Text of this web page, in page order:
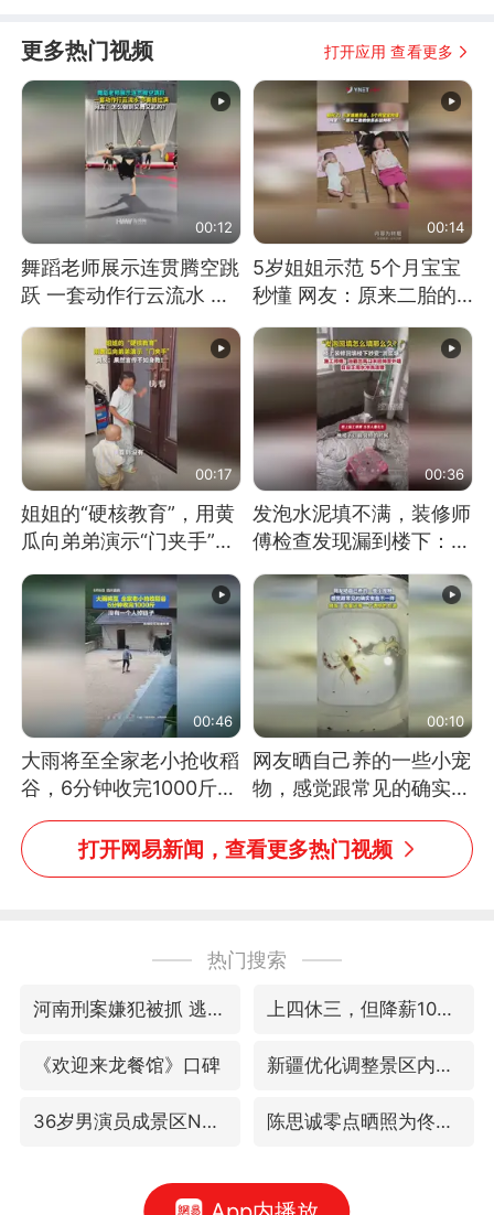
更多热门视频 打开应用 查看更多
00:12
舞蹈老师展示连贯腾空跳
跃 一套动作行云流水 节
奏感拉满 网友：怎么做
到又舞又武的？
00:14
5岁姐姐示范 5个月宝宝
秒懂 网友：原来二胎的
快乐长这样
00:17
姐姐的“硬核教育”，用黄
瓜向弟弟演示“门夹手”，
网友：果然言传不如身
教！
00:36
发泡水泥填不满，装修师
傅检查发现漏到楼下：出
风口未延伸到外墙
00:46
大雨将至全家老小抢收稻
谷，6分钟收完1000斤，
没有一个人掉链子
00:10
网友晒自己养的一些小宠
物，感觉跟常见的确实有
些不一样
打开网易新闻，查看更多热门视频
热门搜索
河南刑案嫌犯被抓 逃窜时伤害多人 上四休三，但降薪1000元，你接受吗？
《欢迎来龙餐馆》口碑 新疆优化调整景区内自驾服务费
36岁男演员成景区NPC后人气爆棚 陈思诚零点晒照为佟丽娅庆生